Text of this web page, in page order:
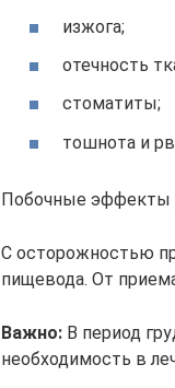
изжога;
отечность
стоматиты;
тошнота и
Побочные эффекты
С осторожностью
пищевода. От
Важно: В период
необходимость в